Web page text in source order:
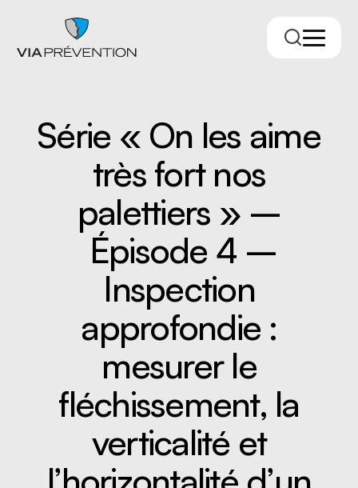
Trouver votre conseiller.ère
Série « On les aime
très fort nos
palettiers » –
Épisode 4 –
Inspection
approfondie :
mesurer le
fléchissement, la
verticalité et